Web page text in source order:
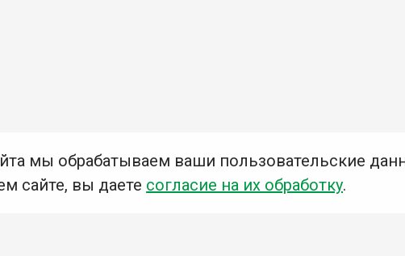
мы обрабатываем ваши пользовательские
сайте, вы даете согласие на их обработку.